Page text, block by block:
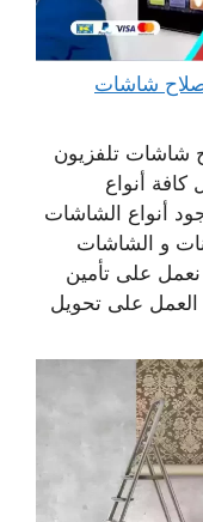
تلفزيونات 55880595 إصلاح شاشات
شاشات تلفزيون
أنواع
أنواع الشاشات
و الشاشات
نعمل على تأمين
العمل على تحويل